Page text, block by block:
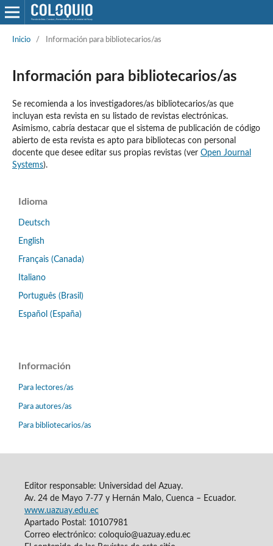
Inicio / Información para bibliotecarios/as
Información para bibliotecarios/as
Se recomienda a los investigadores/as bibliotecarios/as que
incluyan esta revista en su listado de revistas electrónicas.
Asimismo, cabría destacar que el sistema de publicación de código
abierto de esta revista es apto para bibliotecas con personal
docente que desee editar sus propias revistas (ver Open Journal
Systems).
Idioma
Deutsch
English
Français (Canada)
Italiano
Português (Brasil)
Español (España)
Información
Para lectores/as
Para autores/as
Para bibliotecarios/as
Editor responsable: Universidad del Azuay.
Av. 24 de Mayo 7-77 y Hernán Malo, Cuenca – Ecuador.
www.uazuay.edu.ec
Apartado Postal: 10107981
Correo electrónico: coloquio@uazuay.edu.ec